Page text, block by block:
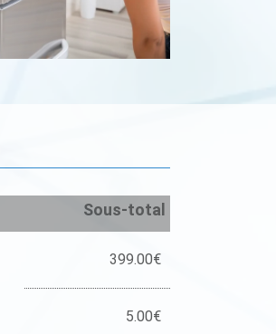
Sous-total
399.00€
5.00€